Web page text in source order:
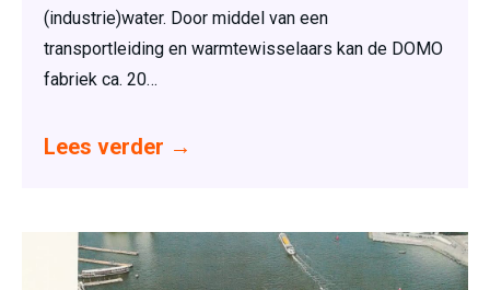
(industrie)water. Door middel van een
transportleiding en warmtewisselaars kan de DOMO
fabriek ca. 20…
Lees verder →